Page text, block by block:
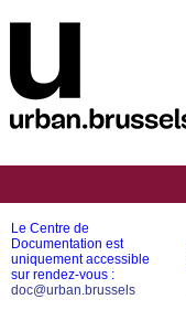
Le Centre de
Documentation est
uniquement accessible
sur rendez-vous :
doc@urban.brussels